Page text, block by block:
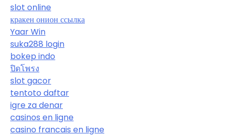
slot online
кракен онион ссылка
Yaar Win
suka288 login
bokep indo
ปิดโพรง
slot gacor
tentoto daftar
igre za denar
casinos en ligne
casino francais en ligne